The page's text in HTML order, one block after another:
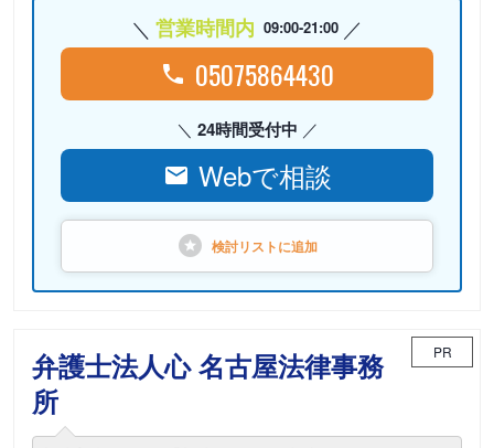
営業時間内 09:00-21:00
05075864430
24時間受付中
Webで相談
検討リストに追加
弁護士法人心 名古屋法律事務
所
PR